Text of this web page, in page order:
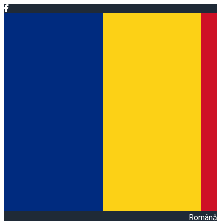
Română